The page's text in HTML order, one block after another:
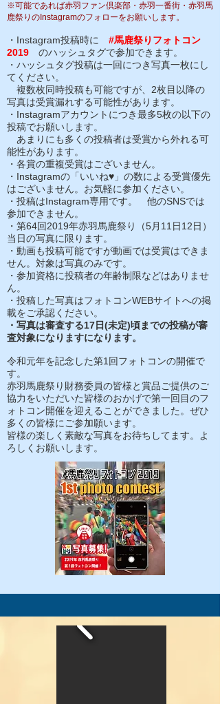
​※可能であれば赤羽ファン倶楽部・赤羽一番街・赤羽馬
鹿祭りのInstagramのフォローをお願いします。
・Instagram投稿時に #馬鹿祭りフォトコン
2019 のハッシュタグで参加できます。
・ハッシュタグ投稿は一回につき写真一枚にし
てください。
複数枚同時投稿も可能ですが、2枚目以降の
写真は受賞漏れする可能性があります。
・Instagramアカウントにつき最多5枚の以下の
投稿でお願いします。
あまりにも多くの投稿者は受賞から外れる可
能性があります。
・各賞の重複受賞はございません。
・Instagramの「いいね♥」の数による受賞優先
はございません。お気軽に参加ください。
・投稿はInstagram専用です。 他のSNSでは
参加できません。
・第64回2019年赤羽馬鹿祭り（5月11日12日）
当日の写真に限ります。
・動画も投稿可能ですが動画では受賞はできま
せん。対象は写真のみです。
・参加資格に投稿者の年齢制限などはありませ
ん。
・投稿した写真はフォトコンWEBサイトへの掲
載をご承認ください。
・写真は審査する17日(未定)頃までの投稿が審
査対象になりますになります。
令和元年を記念した第1回フォトコンの開催で
す。
赤羽馬鹿祭り財務委員の皆様と賞品ご提供のご
協力をいただいた皆様のおかげで第一回目のフ
ォトコン開催を迎えることができました。ぜひ
多くの皆様にご参加願います。
皆様の楽しく素敵な写真をお待ちしてます。よ
ろしくお願いします。